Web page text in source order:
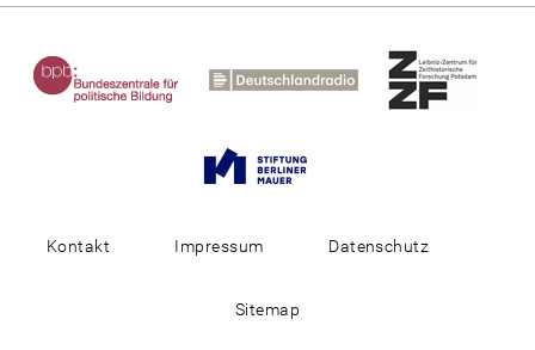
Kontakt Impressum Datenschutz
Sitemap